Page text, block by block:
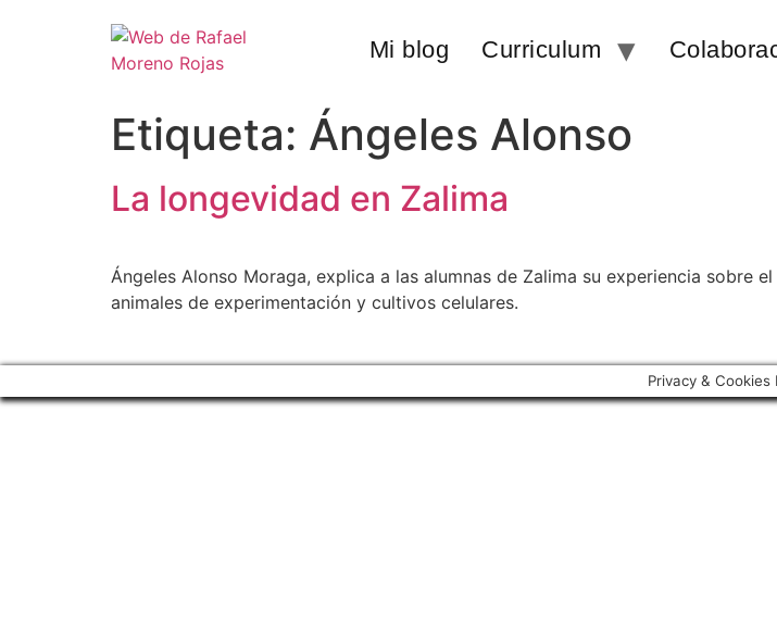
Mi blog Curriculum
Etiqueta: Ángeles Alonso
La longevidad en Zalima
Ángeles Alonso Moraga, explica a las alumnas de Zalima su experiencia sobre
animales de experimentación y cultivos celulares.
Privacy & Cookies